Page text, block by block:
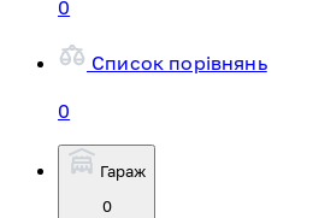
0
Список порівнянь
0
Гараж
0